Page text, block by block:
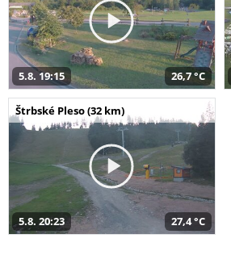
5.8. 19:15 26,7 °C
Štrbské Pleso (32 km)
5.8. 20:23 27,4 °C